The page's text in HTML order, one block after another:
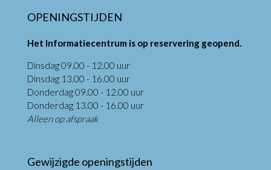
OPENINGSTIJDEN
Het Informatiecentrum is op reservering geopend.
Dinsdag 09.00 - 12.00 uur
Dinsdag 13.00 - 16.00 uur
Donderdag 09.00 - 12.00 uur
Donderdag 13.00 - 16.00 uur
Alleen op afspraak
Gewijzigde openingstijden